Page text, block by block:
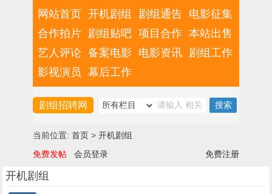
网站首页 开机剧组 剧组通告 电影征集
合作拍片 剧组贴吧 项目合作 本站出售
艺人评论 备案电影 电影资讯 剧组工作
影视演员
幕后工作
剧组招聘网
当前位置: 首页 > 开机剧组
免费发帖
会员登录 免费注册
开机剧组